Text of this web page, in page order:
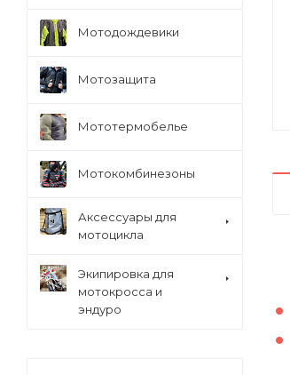
Мотодождевики
Мотозащита
Мототермобелье
Мотокомбинезоны
Аксессуары для
мотоцикла
Экипировка для
мотокросса и
эндуро